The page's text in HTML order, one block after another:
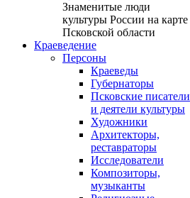
Знаменитые люди
культуры России на карте
Псковской области
Краеведение
Персоны
Краеведы
Губернаторы
Псковские писатели
и деятели культуры
Художники
Архитекторы,
реставраторы
Исследователи
Композиторы,
музыканты